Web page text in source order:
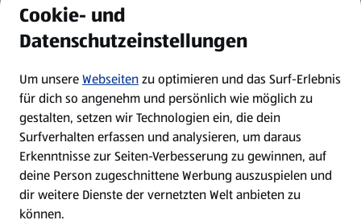
Newsletter
WhatsApp
Über ALDI SÜD
Filialen
Cookie- und
Datenschutzeinstellungen
Um unsereWebseitenzu optimieren und das Surf-Erlebnis
für dich so angenehm und persönlich wie möglich zu
gestalten, setzen wir Technologien ein, die dein
Surfverhalten erfassen und analysieren, um daraus
Erkenntnisse zur Seiten-Verbesserung zu gewinnen, auf
deine Person zugeschnittene Werbung auszuspielen und
dir weitere Dienste der vernetzten Welt anbieten zu
können.